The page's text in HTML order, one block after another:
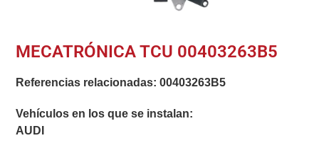
MECATRÓNICA TCU 00403263B5
Referencias relacionadas:00403263B5
Vehículos en los que se instalan:
AUDI